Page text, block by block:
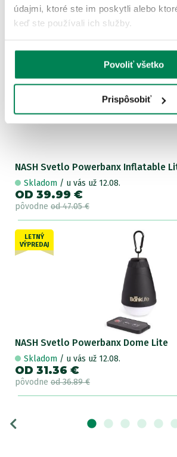
údajmi, ktoré ste im poskytli alebo
keď ste používali ich služby.
Povoliť všetko
Prispôsobiť
Skladom/ u vás už 12.08.
OD 14.72 €
pôvodne
NASH Svetlo Powerbanx Inflatable
Skladom / u vás už 12.08.
OD 39.99 €
pôvodne od 47.05 €
LETNÝ
VÝPREDAJ
NASH Svetlo Powerbanx Dome Lite
Skladom / u vás už 12.08.
OD 31.36 €
pôvodne od 36.89 €